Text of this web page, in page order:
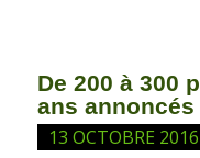
De 200 à 300
ans annoncés
13 OCTOBRE 2016